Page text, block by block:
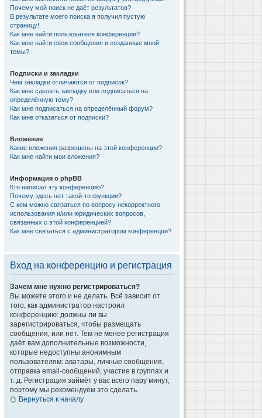
Почему мой поиск не даёт результатов?
В результате моего поиска я получил пустую
страницу!
Как мне найти пользователя конференции?
Как мне найти свои сообщения и созданные мной
темы?
Подписки и закладки
Чем закладки отличаются от подписок?
Как мне сделать закладку или подписаться на
определённую тему?
Как мне подписаться на определённый форум?
Как мне отказаться от подписки?
Вложения
Какие вложения разрешены на этой конференции?
Как мне найти мои вложения?
Информация о phpBB
Кто написал эту конференцию?
Почему здесь нет такой-то функции?
С кем можно связаться по вопросу некорректного
использования и/или юридических вопросов,
связанных с этой конференцией?
Как мне связаться с администратором конференции?
Вход на конференцию и регистрация
Зачем мне нужно регистрироваться?
Вы можете этого и не делать. Всё зависит от
того, как администратор настроил
конференцию: должны ли вы
зарегистрироваться, чтобы размещать
сообщения, или нет. Тем не менее регистрация
даёт вам дополнительные возможности,
которые недоступны анонимным
пользователям: аватары, личные сообщения,
отправка email-сообщений, участие в группах и
т. д. Регистрация займёт у вас всего пару минут,
поэтому мы рекомендуем это сделать.
Вернуться к началу